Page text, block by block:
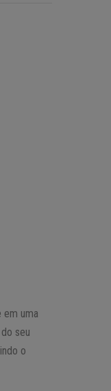
em uma
seu
o